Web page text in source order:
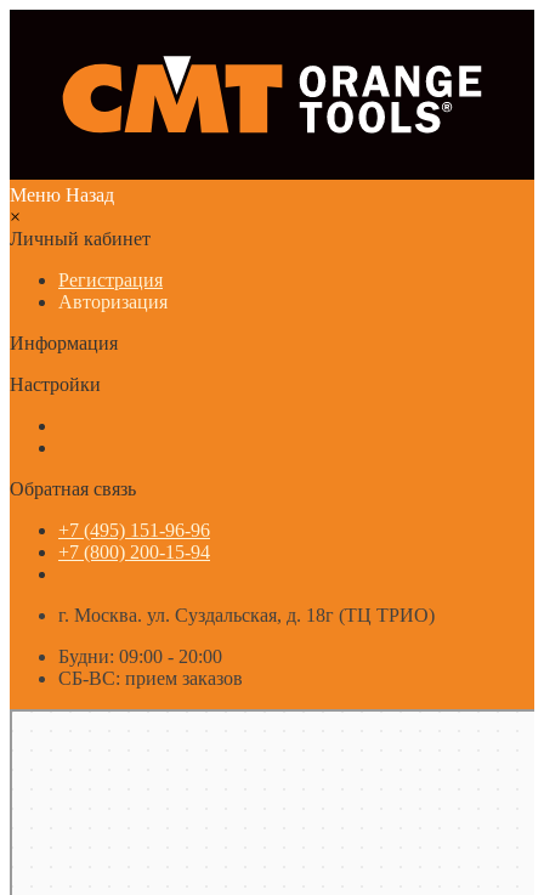
Меню Назад
×
Личный кабинет
Регистрация
Авторизация
Информация
Настройки
Обратная связь
+7 (495) 151-96-96
+7 (800) 200-15-94
г. Москва. ул. Суздальская, д. 18г (ТЦ ТРИО)
Будни: 09:00 - 20:00
СБ-ВС: прием заказов